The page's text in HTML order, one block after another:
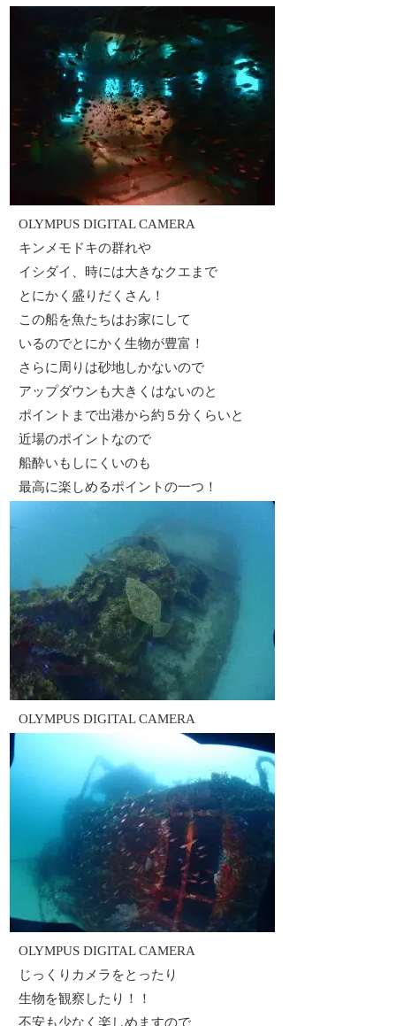
OLYMPUS DIGITAL CAMERA
キンメモドキの群れや
イシダイ、時には大きなクエまで
とにかく盛りだくさん！
この船を魚たちはお家にして
いるのでとにかく生物が豊富！
さらに周りは砂地しかないので
アップダウンも大きくはないのと
ポイントまで出港から約５分くらいと
近場のポイントなので
船酔いもしにくいのも
最高に楽しめるポイントの一つ！
OLYMPUS DIGITAL CAMERA
OLYMPUS DIGITAL CAMERA
じっくりカメラをとったり
生物を観察したり！！
不安も少なく楽しめますので